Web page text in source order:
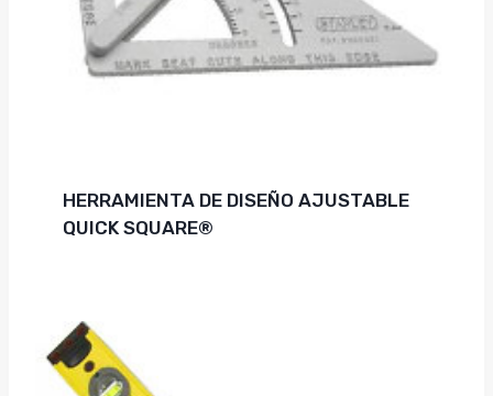
HERRAMIENTA DE DISEÑO AJUSTABLE
QUICK SQUARE®